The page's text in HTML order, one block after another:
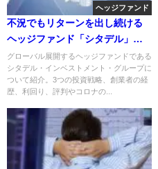
ヘッジファンド
不況でもリターンを出し続ける
ヘッジファンド「シタデル」の
投資戦略とは？
グローバル展開するヘッジファンドである
シタデル・インベストメント・グループに
ついて紹介。3つの投資戦略、創業者の経
歴、利回り、評判やコロナの...